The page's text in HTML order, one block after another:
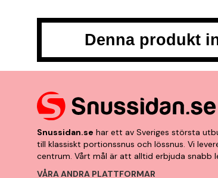
Denna produkt
Snussidan.se har ett av Sveriges största
till klassiskt portionssnus och lössnus. Vi
centrum. Vårt mål är att alltid erbjuda snabb
VÅRA ANDRA PLATTFORMAR